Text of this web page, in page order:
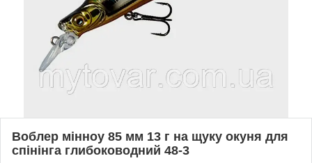
Воблер мінноу 85 мм 13 г на щуку окуня для
спінінга глибоководний 48-3